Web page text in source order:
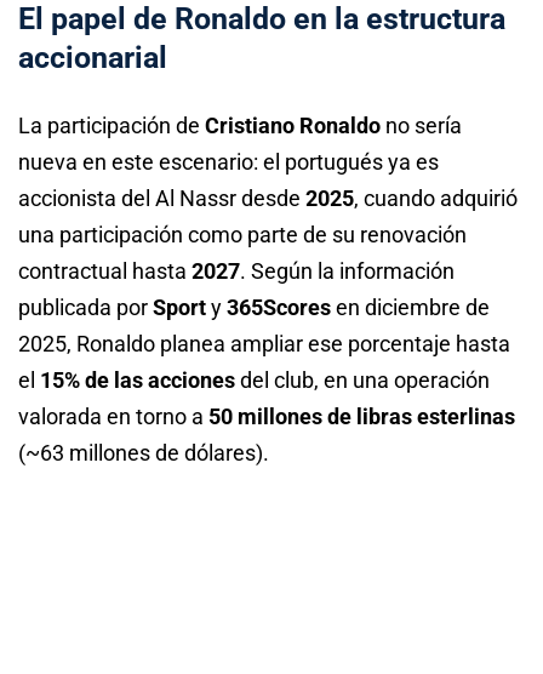
El papel de Ronaldo en la estructura
accionarial
La participación de Cristiano Ronaldo no sería
nueva en este escenario: el portugués ya es
accionista del Al Nassr desde 2025, cuando adquirió
una participación como parte de su renovación
contractual hasta 2027. Según la información
publicada porSporty365Scoresen diciembre de
2025, Ronaldo planea ampliar ese porcentaje hasta
el 15% de las accionesdel club, en una operación
valorada en torno a 50 millones de libras esterlinas
(~63 millones de dólares).